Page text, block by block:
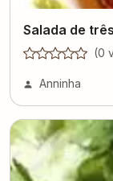
Salada de
(0
Anninha